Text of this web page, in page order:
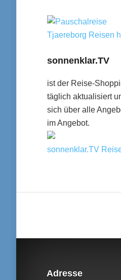
Tjaereborg Reisen
sonnenklar.TV
ist der Reise-
täglich aktualisiert
sich über alle
im Angebot.
sonnenklar.TV
Adresse